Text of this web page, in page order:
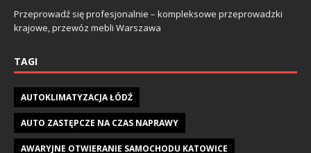
Przeprowadź się profesjonalnie – kompleksowe przeprowadzki
krajowe, przewóz mebli Warszawa
TAGI
AUTOKLIMATYZACJA ŁÓDŹ
AUTO ZASTĘPCZE NA CZAS NAPRAWY
AWARYJNE OTWIERANIE SAMOCHODU KATOWICE